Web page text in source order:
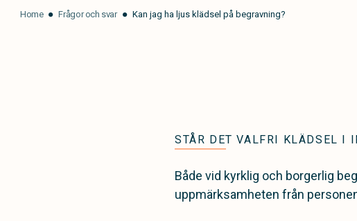
Home Frågor och svar Kan jag ha ljus klädsel på begravning?
STÅR DET VALFRI KLÄDSEL I
Både vid kyrklig och borgerlig
uppmärksamheten från